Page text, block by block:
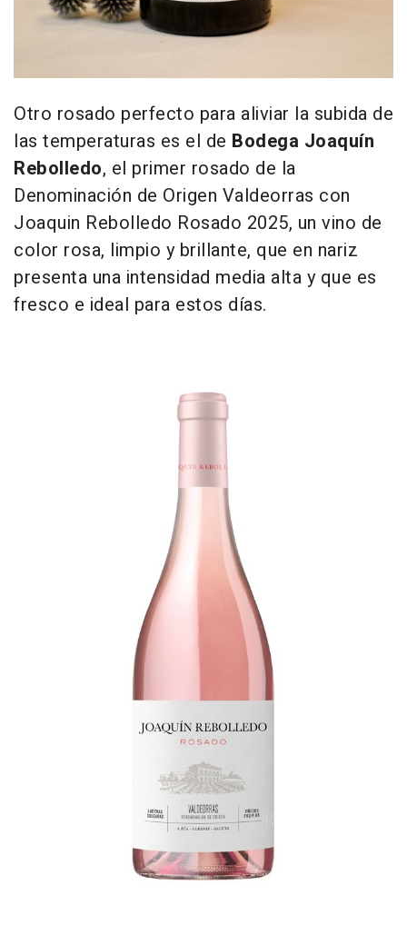
Otro rosado perfecto para aliviar la subida de
las temperaturas es el de Bodega Joaquín
Rebolledo, el primer rosado de la
Denominación de Origen Valdeorras con
Joaquin Rebolledo Rosado 2025, un vino de
color rosa, limpio y brillante, que en nariz
presenta una intensidad media alta y que es
fresco e ideal para estos días.